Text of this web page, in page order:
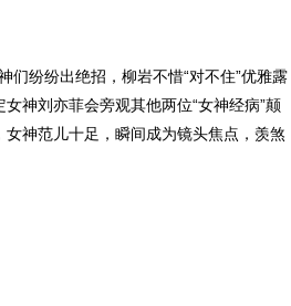
纷纷出绝招，柳岩不惜“对不住”优雅露
神刘亦菲会旁观其他两位“女神经病”颠
神范儿十足，瞬间成为镜头焦点，羡煞